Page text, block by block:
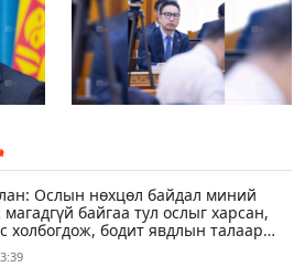
Ослын нөхцөл байдал миний
магадгүй байгаа тул ослыг харсан,
холбогдож, бодит явдлын талаар
уу